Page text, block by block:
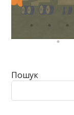
Пошук